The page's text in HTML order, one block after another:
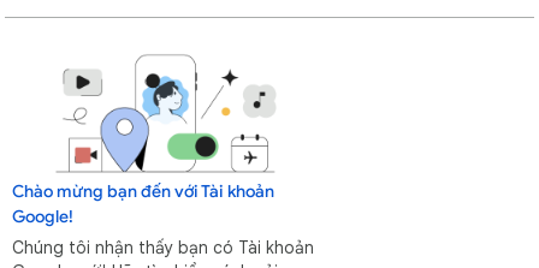
Chào mừng bạn đến với Tài khoản
Google!
Chúng tôi nhận thấy bạn có Tài khoản